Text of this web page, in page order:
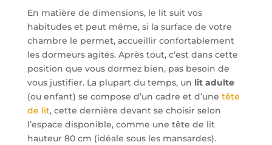
En matière de dimensions, le lit suit vos
habitudes et peut même, si la surface de votre
chambre le permet, accueillir confortablement
les dormeurs agités. Après tout, c’est dans cette
position que vous dormez bien, pas besoin de
vous justifier. La plupart du temps, un lit adulte
(ou enfant) se compose d’un cadre et d’une tête
de lit, cette dernière devant se choisir selon
l’espace disponible, comme une tête de lit
hauteur 80 cm (idéale sous les mansardes).